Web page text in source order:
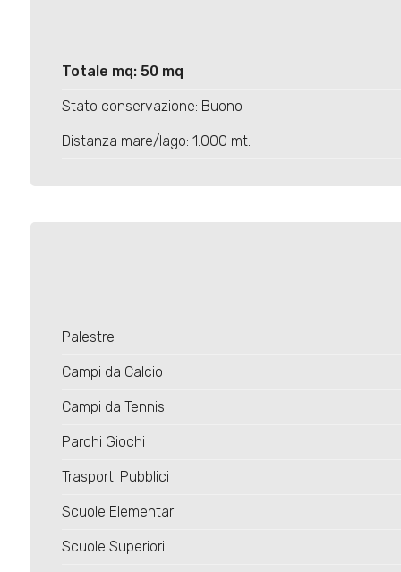
Totale mq: 50 mq
Stato conservazione: Buono
Distanza mare/lago: 1.000 mt.
Palestre
Campi da Calcio
Campi da Tennis
Parchi Giochi
Trasporti Pubblici
Scuole Elementari
Scuole Superiori